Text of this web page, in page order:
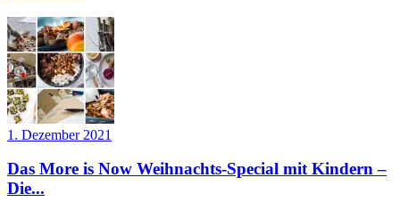
1. Dezember 2021
Das More is Now Weihnachts-Special mit Kindern –
Die...